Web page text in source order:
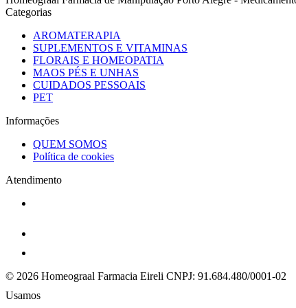
Categorias
AROMATERAPIA
SUPLEMENTOS E VITAMINAS
FLORAIS E HOMEOPATIA
MAOS PÉS E UNHAS
CUIDADOS PESSOAIS
PET
Informações
QUEM SOMOS
Política de cookies
Atendimento
© 2026 Homeograal Farmacia Eireli CNPJ: 91.684.480/0001-02
Usamos